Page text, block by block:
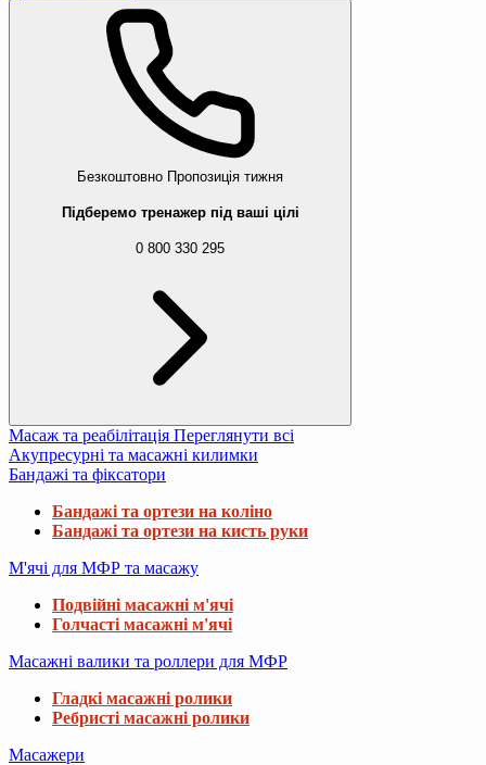
Безкоштовно Пропозиція тижня
Підберемо тренажер під ваші цілі
0 800 330 295
Масаж та реабілітація Переглянути всі
Акупресурні та масажні килимки
Бандажі та фіксатори
Бандажі та ортези на коліно
Бандажі та ортези на кисть руки
М'ячі для МФР та масажу
Подвійні масажні м'ячі
Голчасті масажні м'ячі
Масажні валики та роллери для МФР
Гладкі масажні ролики
Ребристі масажні ролики
Масажери